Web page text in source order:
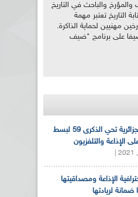
والمؤرخ والباحث في التاريخ
التاريخ تعتبر مهمة
مهنيين لحماية الذاكرة.
على برنامج "ضيف
الإذاعة الجزائرية تحي الذكرى 59 لبسط
الإذاعة والتلفزيون
الإذاعة ومصداقيتها
ضمانة لريادتها